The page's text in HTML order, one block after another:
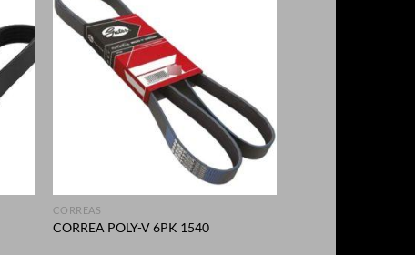
CORREAS
CORREA POLY-V 6PK 1540